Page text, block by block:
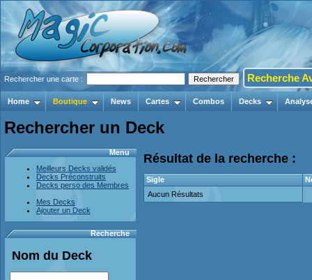
Rechercher une carte : Recherche
Home Boutique News Cartes Combos Decks
Rechercher un Deck
Menu
Meilleurs Decks validés
Decks Préconstruits
Decks perso des Membres
Mes Decks
Ajouter un Deck
Recherche
Nom du Deck
Résultat de la recherche :
Sigle
Aucun Résultats